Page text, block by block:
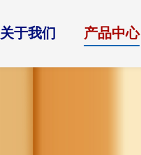
关于我们 产品中心